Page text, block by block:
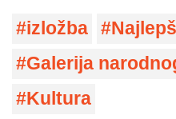
izložba
Galerija
Kultura